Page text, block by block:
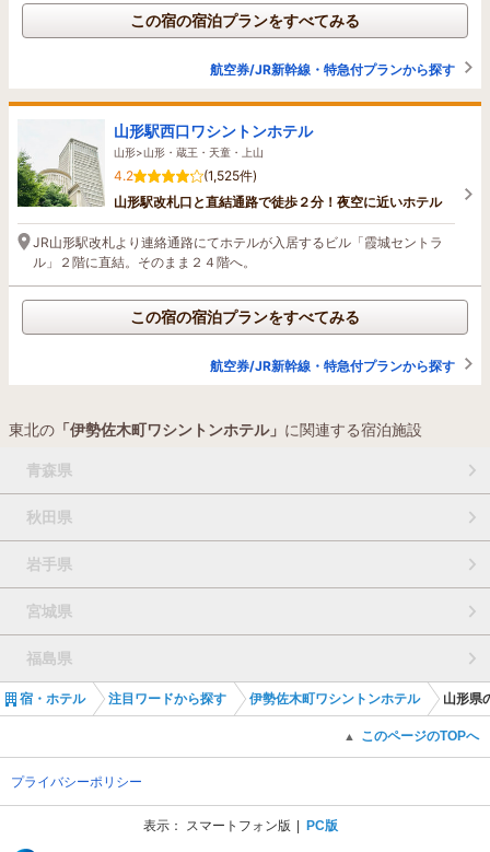
この宿の宿泊プランをすべてみる
航空券/JR新幹線・特急付プランから探す
山形駅西口ワシントンホテル
山形>山形・蔵王・天童・上山
4.2
(1,525件)
山形駅改札口と直結通路で徒歩２分！夜空に近いホテル
JR山形駅改札より連絡通路にてホテルが入居するビル「霞城セントラ
ル」２階に直結。そのまま２４階へ。
この宿の宿泊プランをすべてみる
航空券/JR新幹線・特急付プランから探す
東北の 「伊勢佐木町ワシントンホテル」 に関連する宿泊施設
青森県
秋田県
岩手県
宮城県
福島県
宿・ホテル 注目ワードから探す 伊勢佐木町ワシントンホテル 山形県
▲ このページのTOPへ
プライバシーポリシー
表示： スマートフォン版 PC版